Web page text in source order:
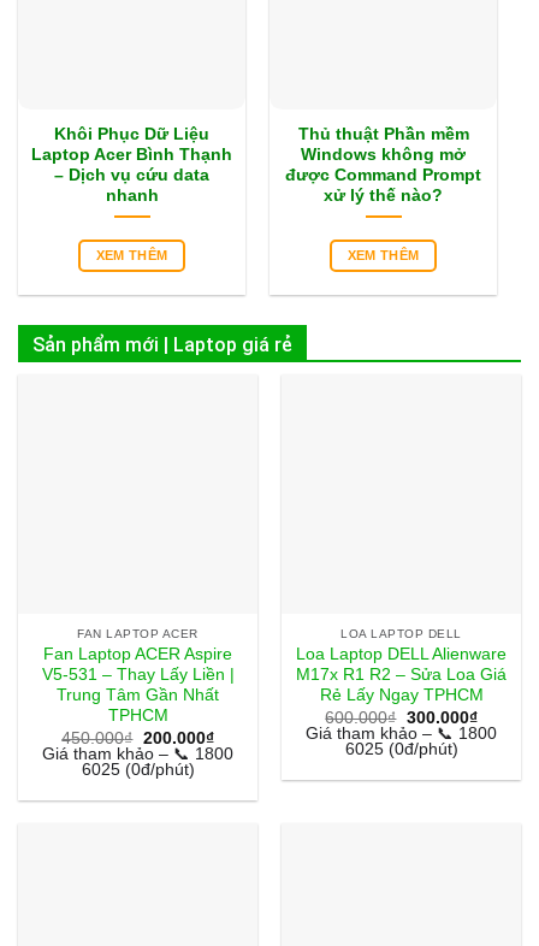
Khôi Phục Dữ Liệu
Laptop Acer Bình Thạnh
– Dịch vụ cứu data
nhanh
XEM THÊM
Thủ thuật Phần mềm
Windows không mở
được Command Prompt
xử lý thế nào?
XEM THÊM
Sản phẩm mới | Laptop giá rẻ
FAN LAPTOP ACER
Fan Laptop ACER Aspire
V5-531 – Thay Lấy Liền |
Trung Tâm Gần Nhất
TPHCM
450.000₫ Giá
gốc
là:
450.000₫.
200.000₫Giá
hiện
200.000₫.
Giá tham khảo – 📞 1800
6025 (0đ/phút)
LOA LAPTOP DELL
Loa Laptop DELL Alienware
M17x R1 R2 – Sửa Loa Giá
Rẻ Lấy Ngay TPHCM
600.000₫ Giá
gốc
là:
600.000₫.
300.000₫Giá
hiện
Giá tham khảo – 📞 1800
6025 (0đ/phút)